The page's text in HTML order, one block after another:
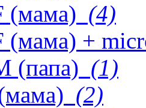
(мама) (4)
(мама) +
(папа) (1)
(2)